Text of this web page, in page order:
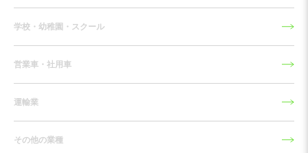
学校・幼稚園・スクール
営業車・社用車
運輸業
その他の業種